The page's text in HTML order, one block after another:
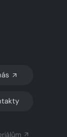
TMAVÝ REŽIM